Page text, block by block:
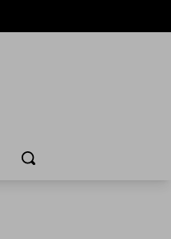
Cerca